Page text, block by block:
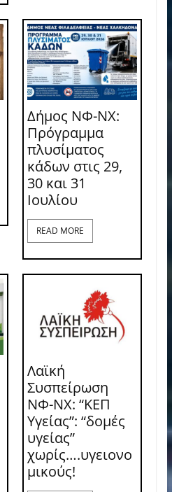
Δήμος ΝΦ-ΝΧ:
Πρόγραμμα
πλυσίματος
κάδων στις 29,
30 και 31
Ιουλίου
READ MORE
Λαϊκή
Συσπείρωση
ΝΦ-ΝΧ: “ΚΕΠ
Υγείας”: “δομές
υγείας”
χωρίς….υγειονο
μικούς!